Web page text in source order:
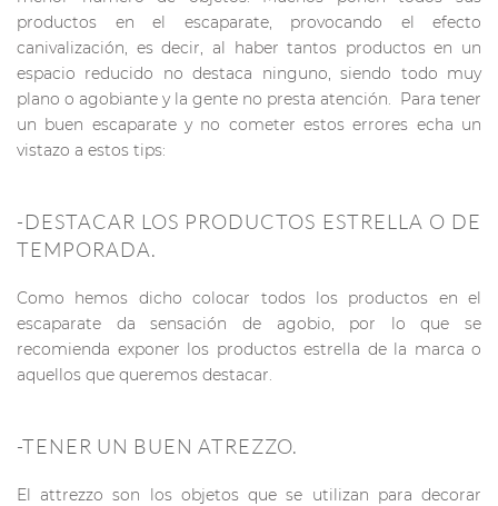
productos en el escaparate, provocando el efecto
canivalización, es decir, al haber tantos productos en un
espacio reducido no destaca ninguno, siendo todo muy
plano o agobiante y la gente no presta atención. Para tener
un buen escaparate y no cometer estos errores echa un
vistazo a estos tips:
-DESTACAR LOS PRODUCTOS ESTRELLA O DE
TEMPORADA.
Como hemos dicho colocar todos los productos en el
escaparate da sensación de agobio, por lo que se
recomienda exponer los productos estrella de la marca o
aquellos que queremos destacar.
-TENER UN BUEN ATREZZO.
El attrezzo son los objetos que se utilizan para decorar